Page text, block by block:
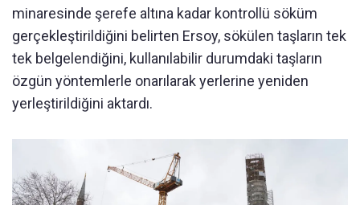
minaresinde şerefe altına kadar kontrollü söküm
gerçekleştirildiğini belirten Ersoy, sökülen taşların tek
tek belgelendiğini, kullanılabilir durumdaki taşların
özgün yöntemlerle onarılarak yerlerine yeniden
yerleştirildiğini aktardı.